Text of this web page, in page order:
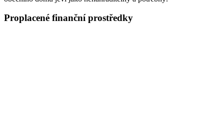
Proplacené finanční prostředky